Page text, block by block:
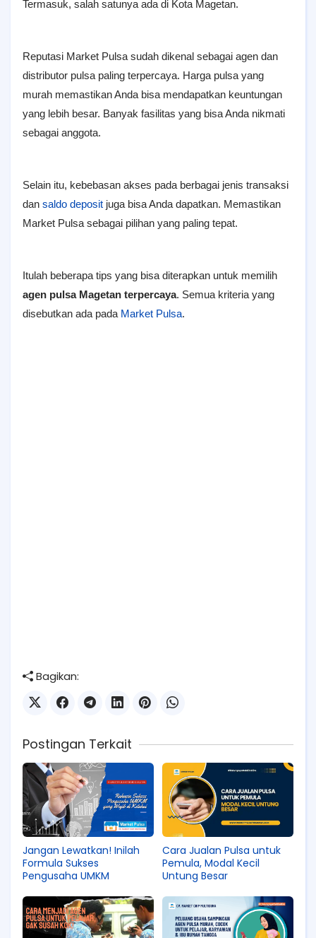
Termasuk, salah satunya ada di Kota Magetan.
Reputasi Market Pulsa sudah dikenal sebagai agen dan
distributor pulsa paling terpercaya. Harga pulsa yang
murah memastikan Anda bisa mendapatkan keuntungan
yang lebih besar. Banyak fasilitas yang bisa Anda nikmati
sebagai anggota.
Selain itu, kebebasan akses pada berbagai jenis transaksi
dan saldo deposit juga bisa Anda dapatkan. Memastikan
Market Pulsa sebagai pilihan yang paling tepat.
Itulah beberapa tips yang bisa diterapkan untuk memilih
agen pulsa Magetan terpercaya. Semua kriteria yang
disebutkan ada pada Market Pulsa.
Bagikan:
Postingan Terkait
Jangan Lewatkan! Inilah
Formula Sukses
Pengusaha UMKM
Cara Jualan Pulsa untuk
Pemula, Modal Kecil
Untung Besar